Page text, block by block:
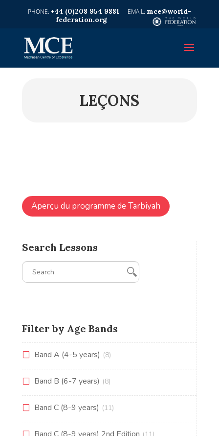
+44 (0)208 954 9881
mce@world-
federation.org
LEÇONS
Aperçu du programme de Tarbiyah
Search Lessons
Filter by Age Bands
Band A (4-5 years) (8)
Band B (6-7 years) (8)
Band C (8-9 years) (11)